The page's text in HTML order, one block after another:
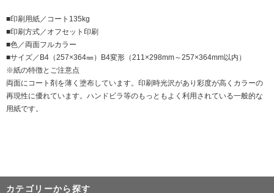
■印刷用紙／コート135kg
■印刷方式／オフセット印刷
■色／両面フルカラー
■サイズ／B4（257×364㎜）B4変形（211×298mm～257×364mm以内）
※紙の特徴とご注意点
両面にコート剤を薄く塗布しています。印刷時光沢があり彩度が高くカラーの
再現性に優れています。ハンドビラ等のもっともよく利用されている一般的な
用紙です。
カテゴリーから探す